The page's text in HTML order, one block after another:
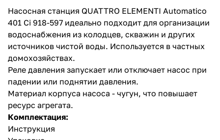
Насосная станция QUATTRO ELEMENTI Automatico
401 Ci 918-597 идеально подходит для организации
водоснабжения из колодцев, скважин и других
источников чистой воды. Используется в частных
домохозяйствах.
Реле давления запускает или отключает насос при
падении или поднятии давления.
Материал корпуса насоса - чугун, что повышает
ресурс агрегата.
Комплектация:
Инструкция
раз в 2
недели
plait.ru